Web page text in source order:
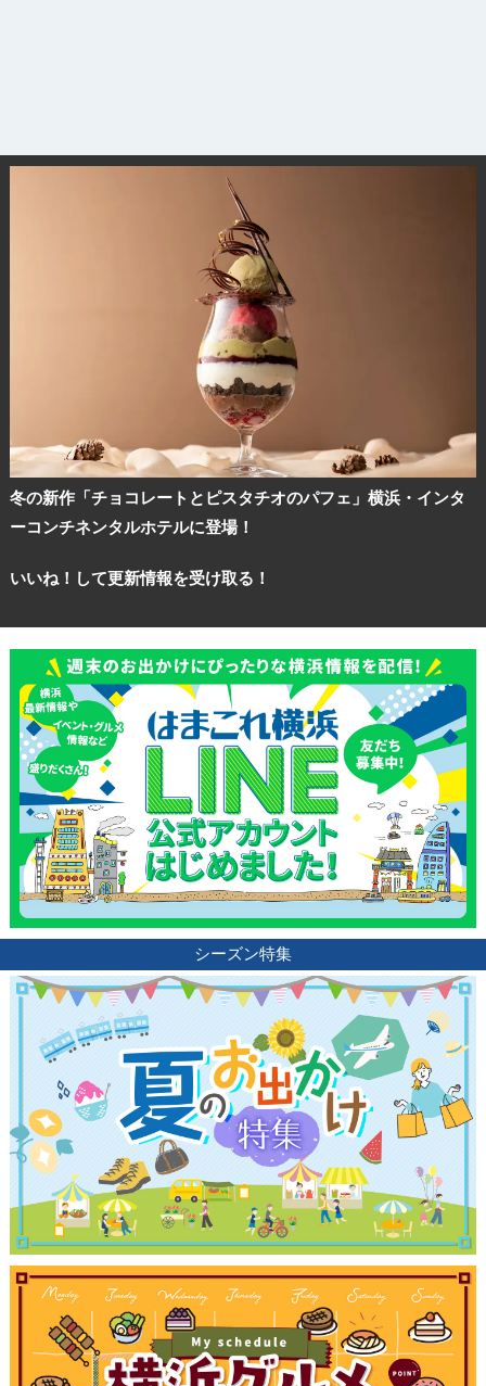
冬の新作「チョコレートとピスタチオのパフェ」横浜・インタ
ーコンチネンタルホテルに登場！
いいね！して更新情報を受け取る！
シーズン特集